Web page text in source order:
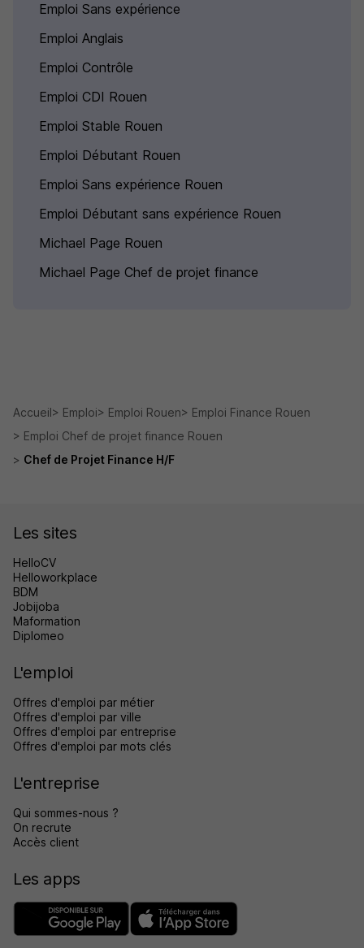
Emploi Sans expérience
Emploi Anglais
Emploi Contrôle
Emploi CDI Rouen
Emploi Stable Rouen
Emploi Débutant Rouen
Emploi Sans expérience Rouen
Emploi Débutant sans expérience Rouen
Michael Page Rouen
Michael Page Chef de projet finance
Accueil Emploi Emploi Rouen
Emploi Finance Rouen
Emploi Chef de projet finance Rouen
Chef de Projet Finance H/F
Les sites
HelloCV
Helloworkplace
BDM
Jobijoba
Maformation
Diplomeo
L'emploi
Offres d'emploi par métier
Offres d'emploi par ville
Offres d'emploi par entreprise
Offres d'emploi par mots clés
L'entreprise
Qui sommes-nous ?
On recrute
Accès client
Les apps